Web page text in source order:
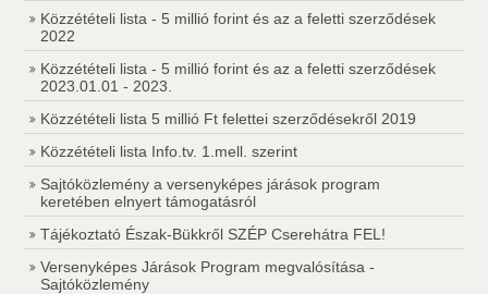
Közzétételi lista - 5 millió forint és az a feletti szerződések
2022
Közzétételi lista - 5 millió forint és az a feletti szerződések
2023.01.01 - 2023.
Közzétételi lista 5 millió Ft felettei szerződésekről 2019
Közzétételi lista Info.tv. 1.mell. szerint
Sajtóközlemény a versenyképes járások program
keretében elnyert támogatásról
Tájékoztató Észak-Bükkről SZÉP Cserehátra FEL!
Versenyképes Járások Program megvalósítása -
Sajtóközlemény